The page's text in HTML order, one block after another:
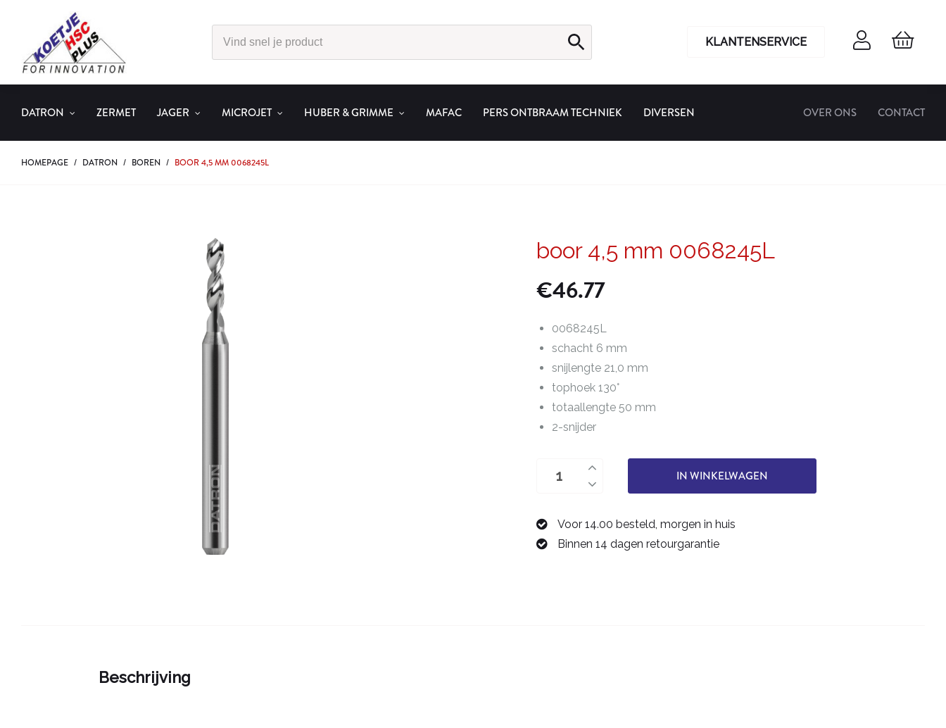
KLANTENSERVICE
DATRON ZERMET JAGER MICROJET HUBER & GRIMME MAFAC PERS ONTBRAAM TECHNIEK DIVERSEN OVER ONS CONTACT
HOMEPAGE / DATRON / BOREN / BOOR 4,5 MM 0068245L
boor 4,5 mm 0068245L
€46.77
0068245L
schacht 6 mm
snijlengte 21,0 mm
tophoek 130°
totaallengte 50 mm
2-snijder
0068245L
aantal
IN WINKELWAGEN
Voor 14.00 besteld, morgen in huis
Binnen 14 dagen retourgarantie
Beschrijving